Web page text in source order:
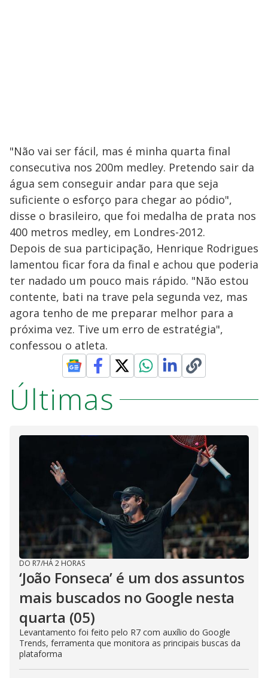
"Não vai ser fácil, mas é minha quarta final
consecutiva nos 200m medley. Pretendo sair da
água sem conseguir andar para que seja
suficiente o esforço para chegar ao pódio",
disse o brasileiro, que foi medalha de prata nos
400 metros medley, em Londres-2012.
Depois de sua participação, Henrique Rodrigues
lamentou ficar fora da final e achou que poderia
ter nadado um pouco mais rápido. "Não estou
contente, bati na trave pela segunda vez, mas
agora tenho de me preparar melhor para a
próxima vez. Tive um erro de estratégia",
confessou o atleta.
Últimas
DO R7/HÁ 2 HORAS
‘João Fonseca’ é um dos assuntos
mais buscados no Google nesta
quarta (05)
Levantamento foi feito pelo R7 com auxílio do Google
Trends, ferramenta que monitora as principais buscas da
plataforma